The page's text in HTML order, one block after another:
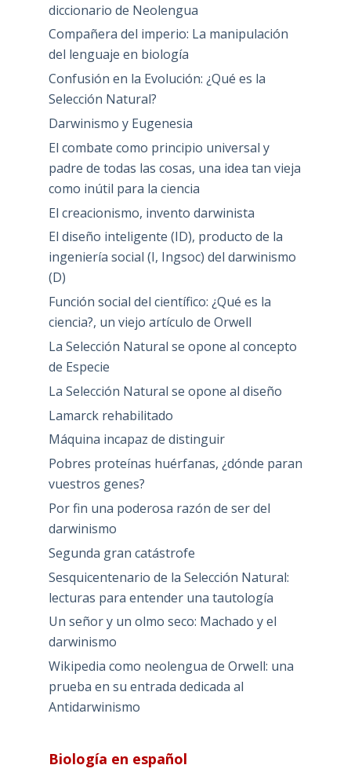
diccionario de Neolengua
Compañera del imperio: La manipulación
del lenguaje en biología
Confusión en la Evolución: ¿Qué es la
Selección Natural?
Darwinismo y Eugenesia
El combate como principio universal y
padre de todas las cosas, una idea tan vieja
como inútil para la ciencia
El creacionismo, invento darwinista
El diseño inteligente (ID), producto de la
ingeniería social (I, Ingsoc) del darwinismo
(D)
Función social del científico: ¿Qué es la
ciencia?, un viejo artículo de Orwell
La Selección Natural se opone al concepto
de Especie
La Selección Natural se opone al diseño
Lamarck rehabilitado
Máquina incapaz de distinguir
Pobres proteínas huérfanas, ¿dónde paran
vuestros genes?
Por fin una poderosa razón de ser del
darwinismo
Segunda gran catástrofe
Sesquicentenario de la Selección Natural:
lecturas para entender una tautología
Un señor y un olmo seco: Machado y el
darwinismo
Wikipedia como neolengua de Orwell: una
prueba en su entrada dedicada al
Antidarwinismo
Biología en español